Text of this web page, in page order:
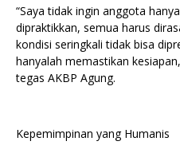
“Saya tidak ingin anggota
dipraktikkan, semua harus
kondisi seringkali tidak bisa
hanyalah memastikan
tegas AKBP Agung.
Kepemimpinan yang Humanis